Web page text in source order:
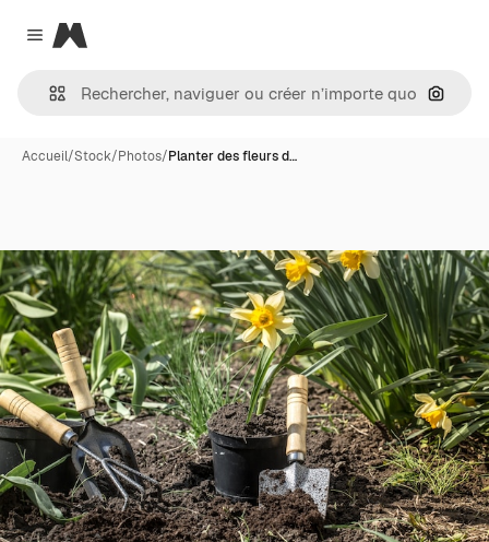
Close menu
Magnific
Accueil/Stock/Photos/Planter des fleurs d…